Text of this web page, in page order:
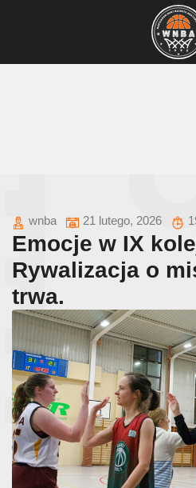
wnba 21 lutego, 2026
Emocje w IX
Rywalizacja o
trwa.